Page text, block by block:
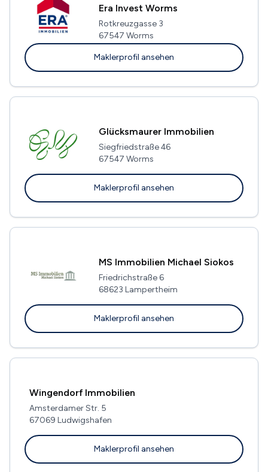
Era Invest Worms
Rotkreuzgasse 3
67547 Worms
Maklerprofil ansehen
Glücksmaurer Immobilien
Siegfriedstraße 46
67547 Worms
Maklerprofil ansehen
MS Immobilien Michael Siokos
Friedrichstraße 6
68623 Lampertheim
Maklerprofil ansehen
Wingendorf Immobilien
Amsterdamer Str. 5
67069 Ludwigshafen
Maklerprofil ansehen